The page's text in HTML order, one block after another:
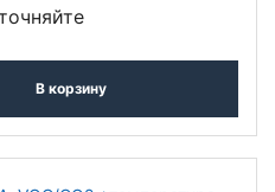
В корзину